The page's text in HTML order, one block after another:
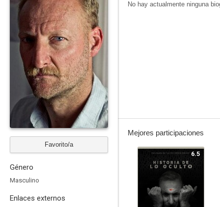
Favorito/a
Género
Masculino
Enlaces externos
No hay actualmente ninguna
Mejores participaciones
6.5